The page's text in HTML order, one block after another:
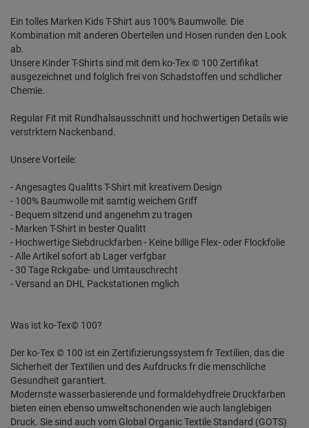
Ein tolles Marken Kids T-Shirt aus 100% Baumwolle. Die
Kombination mit anderen Oberteilen und Hosen runden den Look
ab.
Unsere Kinder T-Shirts sind mit dem ko-Tex © 100 Zertifikat
ausgezeichnet und folglich frei von Schadstoffen und schdlicher
Chemie.
Regular Fit mit Rundhalsausschnitt und hochwertigen Details wie
verstrktem Nackenband.
Unsere Vorteile:
- Angesagtes Qualitts T-Shirt mit kreativem Design
- 100% Baumwolle mit samtig weichem Griff
- Bequem sitzend und angenehm zu tragen
- Marken T-Shirt in bester Qualitt
- Hochwertige Siebdruckfarben - Keine billige Flex- oder Flockfolie
- Alle Artikel sofort ab Lager verfgbar
- 30 Tage Rckgabe- und Umtauschrecht
- Versand an DHL Packstationen mglich
Was ist ko-Tex© 100?
Der ko-Tex © 100 ist ein Zertifizierungssystem fr Textilien, das die
Sicherheit der Textilien und des Aufdrucks fr die menschliche
Gesundheit garantiert.
Modernste wasserbasierende und formaldehydfreie Druckfarben
bieten einen ebenso umweltschonenden wie auch langlebigen
Druck. Sie sind auch vom Global Organic Textile Standard (GOTS)